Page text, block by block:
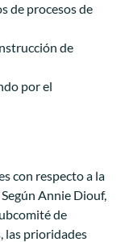
de procesos de
de
por el
con respecto a la
Annie Diouf,
de
las prioridades